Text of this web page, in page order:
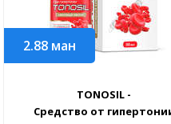
2.88 ман
TONOSIL -
Средство от